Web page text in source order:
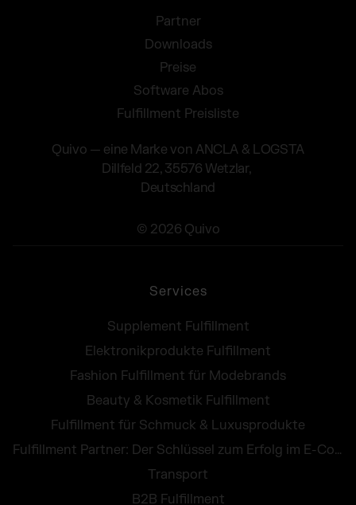
Partner
Downloads
Preise
Software Abos
Fulfillment Preisliste
Quivo — eine Marke von ANCLA & LOGSTA
Dillfeld 22, 35576 Wetzlar,
Deutschland
© 2026 Quivo
Services
Supplement Fulfillment
Elektronikprodukte Fulfillment
Fashion Fulfillment für Modebrands
Beauty & Kosmetik Fulfillment
Fulfillment für Schmuck & Luxusprodukte
Fulfillment Partner: Der Schlüssel zum Erfolg im E-Commerce
Transport
B2B Fulfillment